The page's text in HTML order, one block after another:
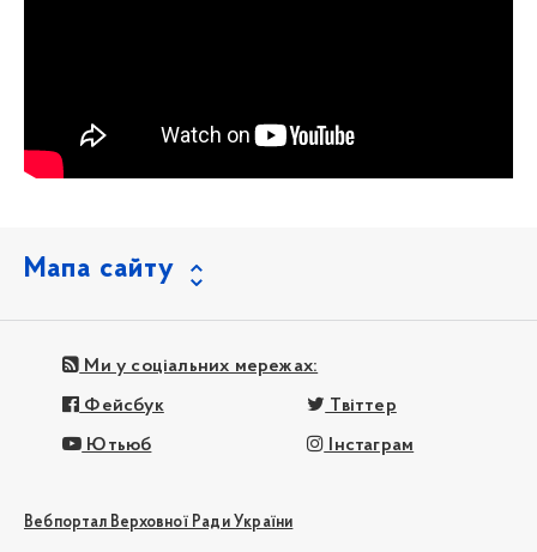
Мапа сайту
Ми у соціальних мережах:
Фейсбук Твіттер
Ютьюб Інстаграм
Вебпортал Верховної Ради України